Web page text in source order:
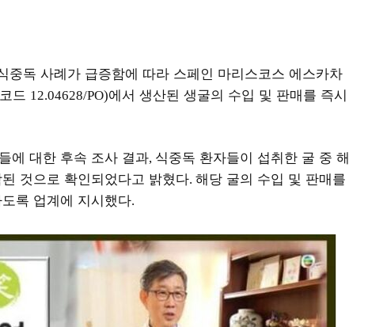
중독 사례가 급증함에 따라 스페인 마리스코스 에스카차
드 12.04628/PO)에서 생산된 생굴의 수입 및 판매를 즉시
에 대한 후속 조사 결과, 식중독 환자들이 섭취한 굴 중 해
것으로 확인되었다고 밝혔다. 해당 굴의 수입 및 판매를
록 업계에 지시했다.